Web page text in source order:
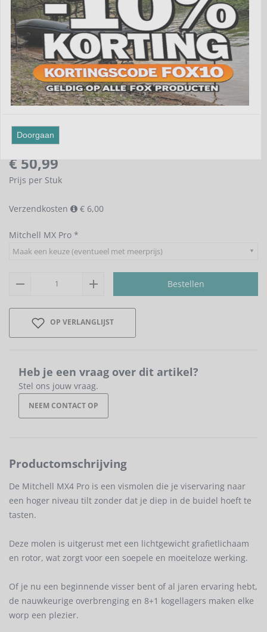
€ 50,99
Prijs per Stuk
Verzendkosten € 6,00
Mitchell MX Pro *
Maak een keuze (eventueel met meerprijs)
Bestellen
OP VERLANGLIJST
Heb je een vraag over dit artikel?
Stel ons jouw vraag.
NEEM CONTACT OP
Productomschrijving
De Mitchell MX4 Pro is een vismolen die je viservaring naar
een hoger niveau tilt zonder dat je diep in de buidel hoeft te
tasten.
Deze molen is uitgerust met een lichtgewicht grafietlichaam
en rotor, wat zorgt voor een soepele en moeiteloze werking.
Of je nu een beginnende visser bent of al jaren ervaring hebt,
de nauwkeurige overbrenging en 8+1 kogellagers maken elke
worp een plezier.
Doorgaan